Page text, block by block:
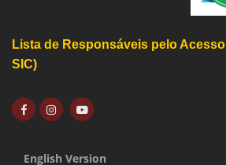
Lista de Responsáveis pelo
SIC)
English Version